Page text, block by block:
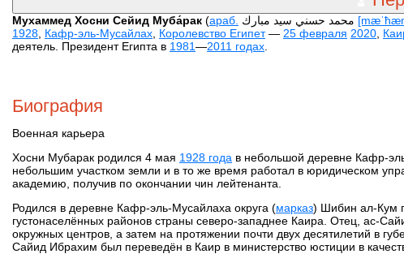
Мухаммед Хосни Сейид Муба́рак (араб.
1928 Кафр-эль-Мусайлах Королевство Египет— 25 февраля 2020
деятель. Президент Египта в 1981—2011 годах
Биография
Военная карьера
Хосни Мубарак родился 4 мая 1928 года в небольшой деревне Кафр-
небольшим участком земли и в то же время работал в юридическом
академию, получив по окончании чин лейтенанта.
Родился в деревне Кафр-эль-Мусайлаха округа (марказ) Шибин ал-Кум
густонаселённых районов страны северо-западнее Каира. Отец, ас-
окружных центров, а затем на протяжении почти двух десятилетий в
Сайид Ибрахим был переведён в Каир в министерство юстиции в